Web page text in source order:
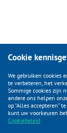
CATEGORIEËN
Cookie
We gebruiken cookies
te verbeteren, het
Sommige cookies zijn
andere ons helpen
op “Alles accepteren”
kunt uw voorkeuren
Cookiebeleid